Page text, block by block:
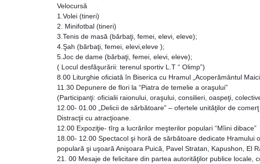
audiență
Primarul
Aparatul
primăriei
Competențele
primarului
Velocursă
1.Volei (tineri)
2. Minifotbal (tineri)
3.Tenis de masă (bărbaţi, femei, elevi, eleve);
4.Şah (bărbaţi, femei, elevi,eleve );
5.Joc de dame (bărbaţi, femei, elevi, eleve);
( Locul desfăşurării: terenul sportiv L.T “ Olimp”)
8.00 Liturghie oficiată în Biserica cu Hramul „Acoperământul
11.30 Depunere de flori la “Piatra de temelie a oraşului”
(Participanţi: oficialii raionului, oraşului, consilieri, oaspeţi,
12.00- 01.00 „Delicii de sărbătoare” – ofertele unităţilor de
Distracţii cu atracţioane.
12.00 Expoziţie- tîrg a lucrărilor meşterilor populari “Mîini dibace”
18.00- 12.00 Spectacol şi horă de sărbătoare dedicate Hramului
populară şi uşoară Anişoara Puică, Pavel Stratan, Kapushon, El
21. 00 Mesaje de felicitare din partea autorităţilor publice locale,